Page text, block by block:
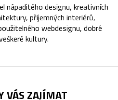
nápaditého designu, kreativních
příjemných interiérů,
webdesignu, dobré
kultury.
VÁS ZAJÍMAT